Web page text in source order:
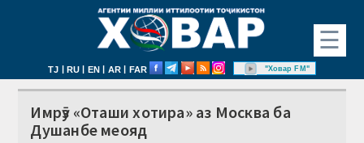
☰
TJ | RU | EN | AR | FAR "Ховар FM"
Имрӯз «Оташи хотира» аз Москва ба
Душанбе меояд